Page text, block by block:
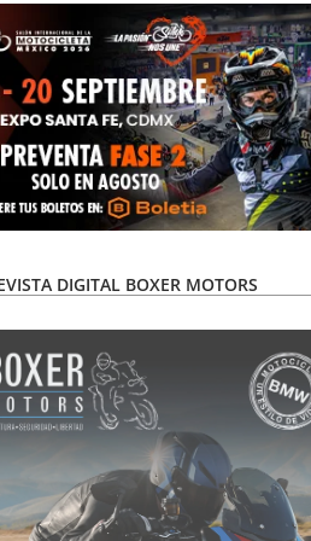
DIGITAL BOXER MOTORS